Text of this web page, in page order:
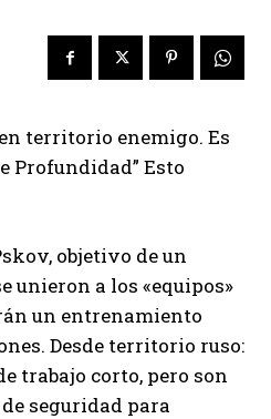
territorio enemigo. Es
Profundidad” Esto
, objetivo de un
unieron a los «equipos»
un entrenamiento
Desde territorio ruso:
trabajo corto, pero son
seguridad para